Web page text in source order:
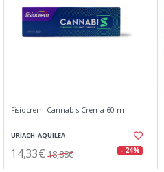
Fisiocrem Cannabis Crema 60 ml
URIACH-AQUILEA
14,33€ 18,88€ - 24%